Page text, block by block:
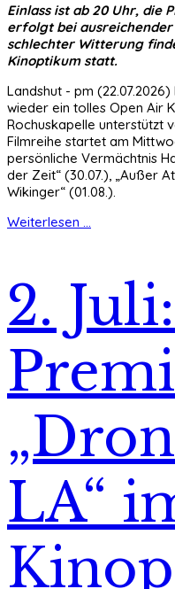
Einlass ist ab 20 Uhr, die
erfolgt bei ausreichender
schlechter Witterung
Kinoptikum statt.
Landshut - pm
wieder ein tolles Open Air
Rochuskapelle unterstützt
Filmreihe startet am
persönliche Vermächtnis
der Zeit“ (30.07.), „Außer
Wikinger“ (01.08.).
Weiterlesen ...
2. Juli:
LA“